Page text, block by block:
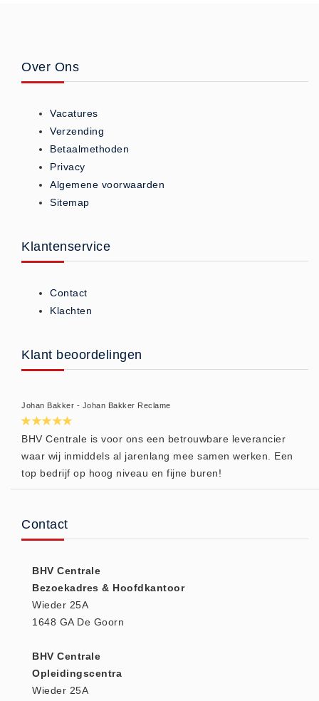
Oogdouche - Spoeling
Oogdouche - Spoeling -
Pictogrammen
Bordjes (14)
Stickers (17)
Pleistermaterialen
Dispensers (5)
Navulling dispensers (26)
Portofoons
Oefenmateriaal
Accessoires Ambu (0)
Accessoires Laerdal (0)
Oefenmateriaal - Algemeen (0)
Reanimatiepoppen Ambu (0)
Lights (0)
Reanimatiepoppen Lifeform (0)
Testgassen - Testsets -
VDB
Computers (0)
Over Ons
Vacatures
Verzending
Betaalmethoden
Privacy
Algemene voorwaarden
Sitemap
Klantenservice
Contact
Klachten
Klant beoordelingen
Johan Bakker - Johan Bakker Reclame
BHV Centrale is voor ons een betrouwbare leverancier
waar wij inmiddels al jarenlang mee samen werken. Een
top bedrijf op hoog niveau en fijne buren!
Contact
BHV Centrale
Bezoekadres & Hoofdkantoor
Wieder 25A
1648 GA De Goorn
BHV Centrale
Opleidingscentra
Wieder 25A